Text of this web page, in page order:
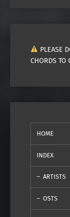
PLEASE
CHORDS TO
HOME
INDEX
ARTISTS
OSTS